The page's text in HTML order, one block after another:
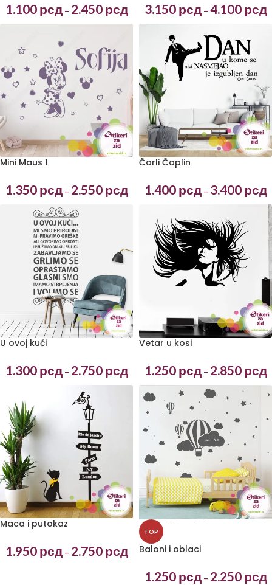
1.100 рсд – 2.450 рсд 3.150 рсд – 4.100 рсд
Mini Maus 1
1.350 рсд – 2.550 рсд
Čarli Čaplin
1.400 рсд – 3.400 рсд
U ovoj kući
1.300 рсд – 2.750 рсд
Vetar u kosi
1.250 рсд – 2.850 рсд
Maca i putokaz
1.950 рсд – 2.750 рсд
TOP
Baloni i oblaci
1.250 рсд – 2.250 рсд